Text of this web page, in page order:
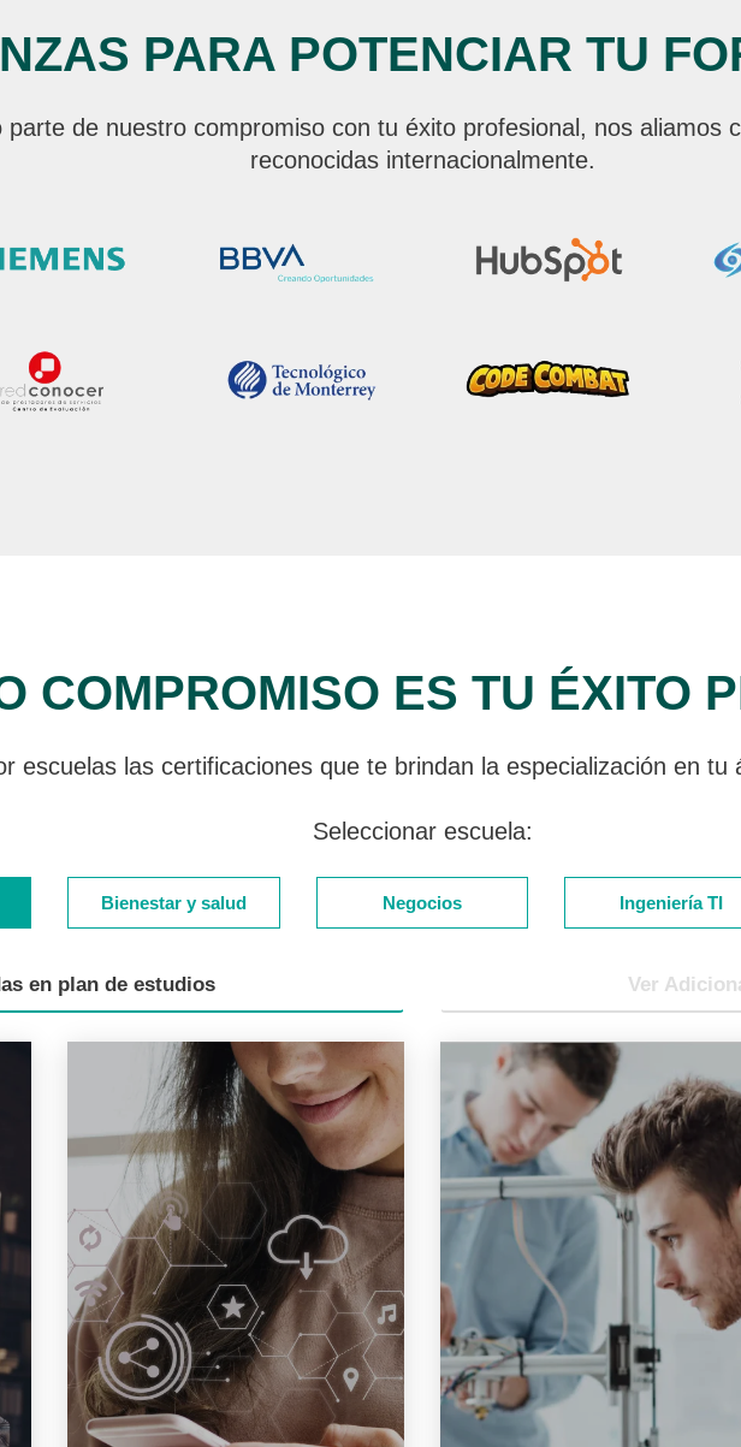
PARA POTENCIAR TU
parte de nuestro compromiso con tu éxito profesional, nos aliamos
reconocidas internacionalmente.
COMPROMISO ES TU ÉXITO
escuelas las certificaciones que te brindan la especialización en tu
Seleccionar escuela:
Bienestar y salud Negocios Ingeniería TI
en plan de estudios Ver
Social Media Marketing-
HubSpot
Avala que la persona puede crear
una estrategia de redes sociales
eficaz ampliando todos sus otros
Solid Edge-Siemens
Certifica que la persona puede
diseñar piezas tridimensionales
3D, modelar piezas de distintos
materiales, doblado de chapas,